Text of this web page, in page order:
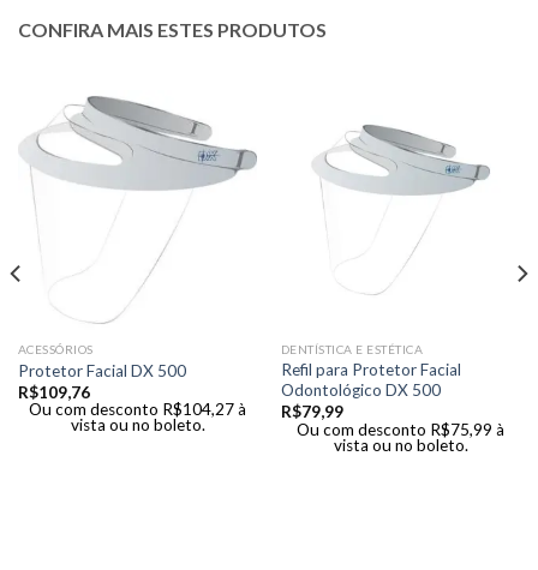
CONFIRA MAIS ESTES PRODUTOS
ACESSÓRIOS
Protetor Facial DX 500
R$109,76
Ou com desconto R$104,27à
vista ou no boleto.
DENTÍSTICA E ESTÉTICA
Refil para Protetor Facial
Odontológico DX 500
R$79,99
Ou com desconto R$75,99 à
vista ou no boleto.